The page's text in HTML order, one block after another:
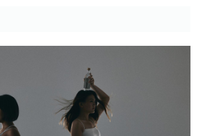
Performance Art